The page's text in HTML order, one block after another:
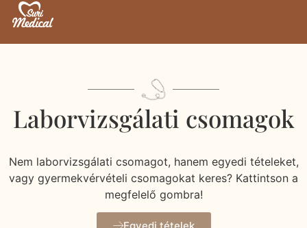
Laborvizsgálati csomagok
Nem laborvizsgálati csomagot, hanem egyedi tételeket,
vagy gyermekvérvételi csomagokat keres? Kattintson a
megfelelő gombra!